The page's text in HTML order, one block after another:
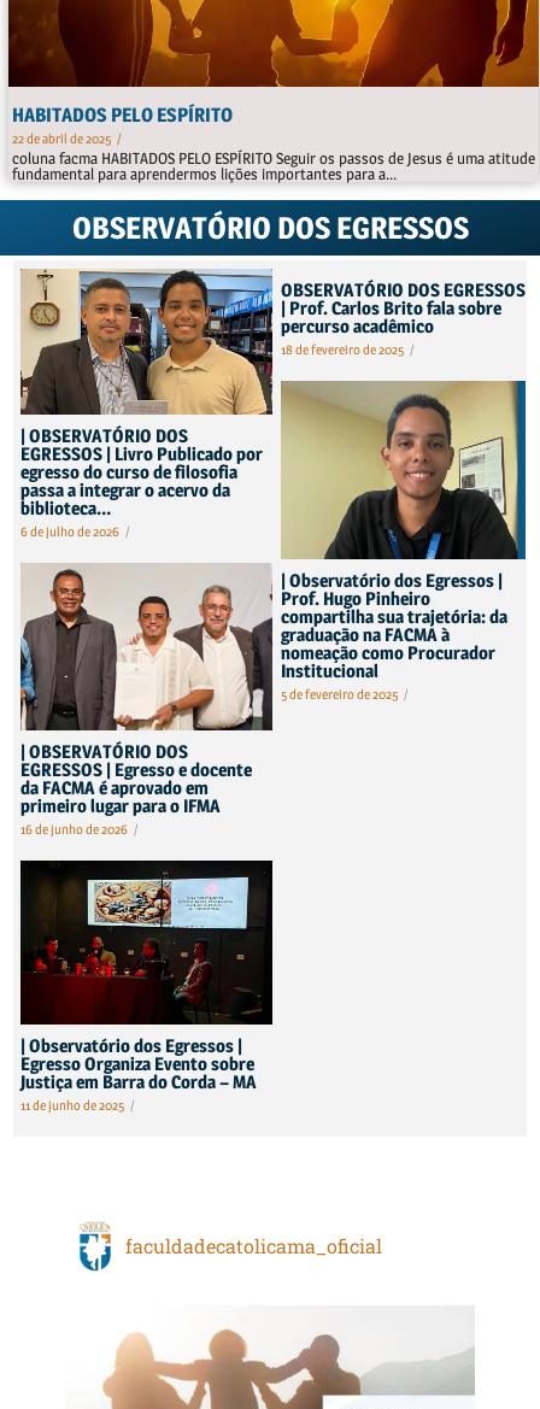
HABITADOS PELO ESPÍRITO
22 de abril de 2025 /
coluna facma HABITADOS PELO ESPÍRITO Seguir os passos de Jesus é uma atitude
fundamental para aprendermos lições importantes para a...
OBSERVATÓRIO DOS EGRESSOS
| OBSERVATÓRIO DOS
EGRESSOS | Livro Publicado por
egresso do curso de filosofia
passa a integrar o acervo da
biblioteca…
6 de julho de 2026 /
| OBSERVATÓRIO DOS
EGRESSOS | Egresso e docente
da FACMA é aprovado em
primeiro lugar para o IFMA
16 de junho de 2026 /
| Observatório dos Egressos |
Egresso Organiza Evento sobre
Justiça em Barra do Corda – MA
11 de junho de 2025 /
OBSERVATÓRIO DOS EGRESSOS
| Prof. Carlos Brito fala sobre
percurso acadêmico
18 de fevereiro de 2025 /
| Observatório dos Egressos |
Prof. Hugo Pinheiro
compartilha sua trajetória: da
graduação na FACMA à
nomeação como Procurador
Institucional
5 de fevereiro de 2025 /
faculdadecatolicama_oficial